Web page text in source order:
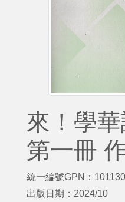
來！學
第一冊
統一編號GPN：
出版日期：2024/10